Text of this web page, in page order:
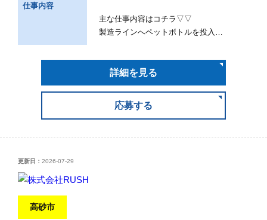
仕事内容
主な仕事内容はコチラ▽▽
製造ラインへペットボトルを投入…
詳細を見る
応募する
更新日： 2026-07-29
高砂市